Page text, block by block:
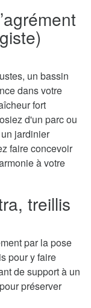
un bassin
dans votre
fort
d'un parc ou
jardinier
faire concevoir
à votre
treillis
par la pose
pour y faire
de support à un
préserver